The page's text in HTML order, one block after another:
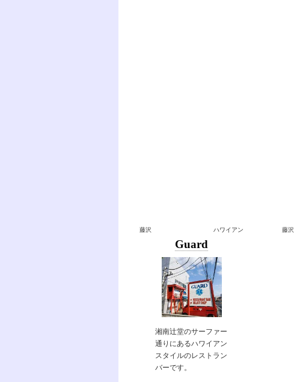
藤沢 ハワイアン
Guard
湘南辻堂のサーファー
通りにあるハワイアン
スタイルのレストラン
バーです。
藤沢